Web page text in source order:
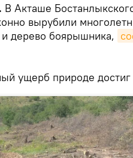
В Акташе
вырубили
дерево боярышника,
ущерб природе